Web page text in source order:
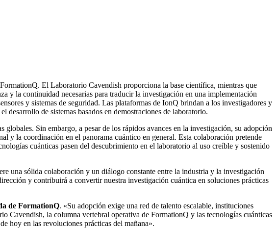
El Laboratorio Cavendish proporciona la base científica, mientras que
y la continuidad necesarias para traducir la investigación en una implementación
y sistemas de seguridad. Las plataformas de IonQ brindan a los investigadores y
de sistemas basados en demostraciones de laboratorio.
Sin embargo, a pesar de los rápidos avances en la investigación, su adopción
y la coordinación en el panorama cuántico en general. Esta colaboración pretende
cuánticas pasen del descubrimiento en el laboratorio al uso creíble y sostenido
una sólida colaboración y un diálogo constante entre la industria y la investigación
y contribuirá a convertir nuestra investigación cuántica en soluciones prácticas
de FormationQ. «Su adopción exige una red de talento escalable, instituciones
Cavendish, la columna vertebral operativa de FormationQ y las tecnologías cuánticas
hoy en las revoluciones prácticas del mañana».